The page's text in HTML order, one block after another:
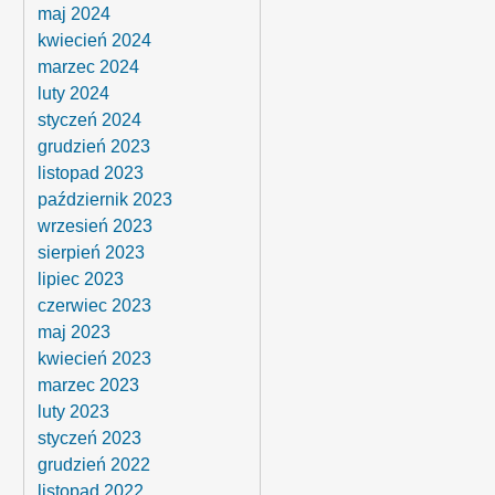
maj 2024
kwiecień 2024
marzec 2024
luty 2024
styczeń 2024
grudzień 2023
listopad 2023
październik 2023
wrzesień 2023
sierpień 2023
lipiec 2023
czerwiec 2023
maj 2023
kwiecień 2023
marzec 2023
luty 2023
styczeń 2023
grudzień 2022
listopad 2022